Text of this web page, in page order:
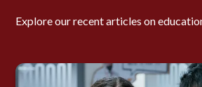
Explore our recent articles on